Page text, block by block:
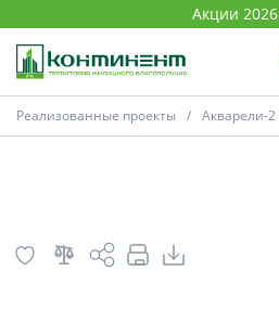
Акции 2026
Реализованные проекты Акварели-2
План